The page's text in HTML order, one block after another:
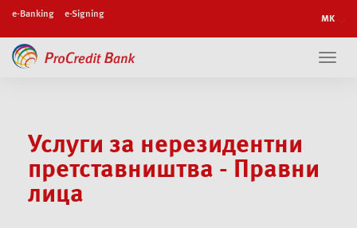
e-Banking e-Signing
Услуги за нерезидентни
претставништва - Правни
лица